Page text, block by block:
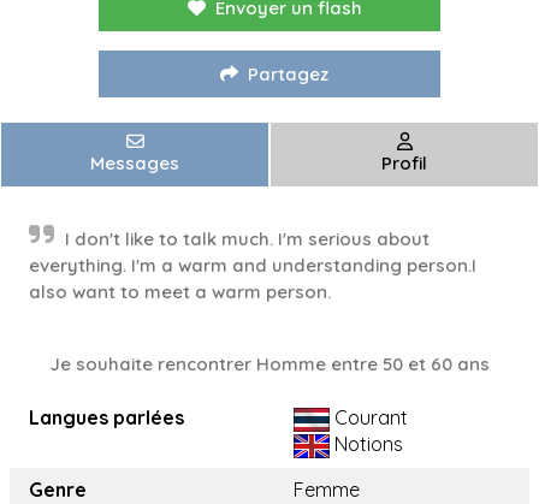
Envoyer un flash
Partagez
Messages Profil
I don't like to talk much. I'm serious about
everything. I'm a warm and understanding person.I
also want to meet a warm person.
Je souhaite rencontrer Homme entre 50 et 60 ans
Langues parlées
Courant
Notions
Genre
Femme